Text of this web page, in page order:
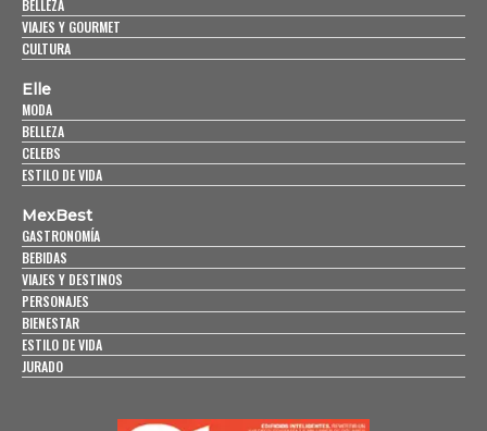
BELLEZA
VIAJES Y GOURMET
CULTURA
Elle
MODA
BELLEZA
CELEBS
ESTILO DE VIDA
MexBest
GASTRONOMÍA
BEBIDAS
VIAJES Y DESTINOS
PERSONAJES
BIENESTAR
ESTILO DE VIDA
JURADO